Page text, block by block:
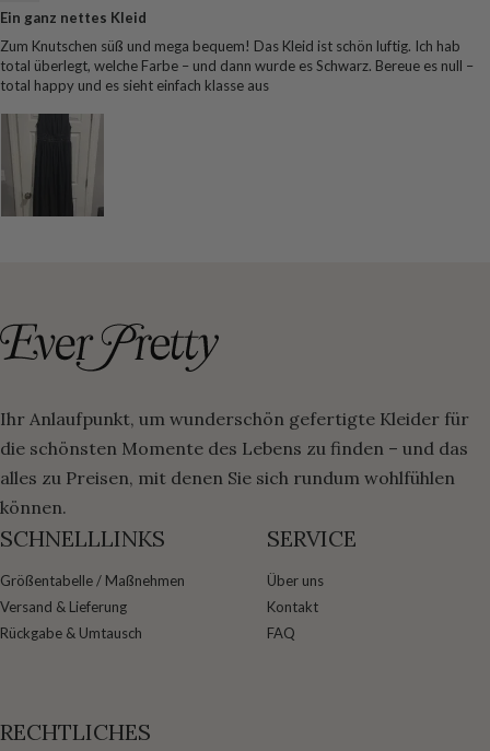
Ein ganz nettes Kleid
Zum Knutschen süß und mega bequem! Das Kleid ist schön luftig. Ich hab
total überlegt, welche Farbe – und dann wurde es Schwarz. Bereue es null –
total happy und es sieht einfach klasse aus
Ihr Anlaufpunkt, um wunderschön gefertigte Kleider für
die schönsten Momente des Lebens zu finden – und das
alles zu Preisen, mit denen Sie sich rundum wohlfühlen
können.
SCHNELLLINKS
Größentabelle / Maßnehmen
Versand & Lieferung
Rückgabe & Umtausch
SERVICE
Über uns
Kontakt
FAQ
RECHTLICHES